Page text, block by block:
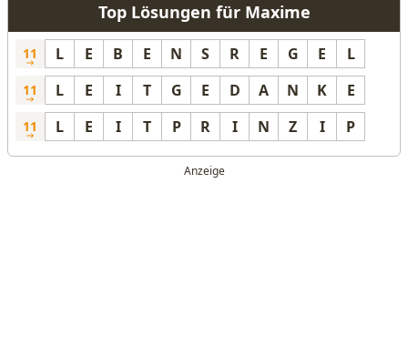
Top Lösungen für Maxime
11 L E B E N S R E G E L
11 L E I T G E D A N K E
11 L E I T P R I N Z I P